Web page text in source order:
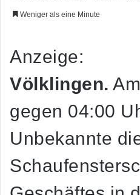
Weniger als eine Minute
Anzeige:
Völklingen.
gegen 04:00
Unbekannte